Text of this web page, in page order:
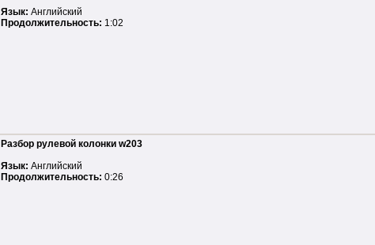
Язык: Английский
Продолжительность: 1:02
Разбор рулевой колонки w203
Язык: Английский
Продолжительность: 0:26